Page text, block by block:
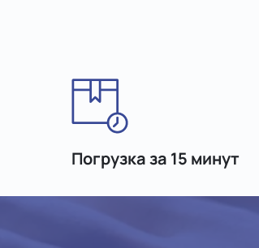
Погрузка за 15 минут